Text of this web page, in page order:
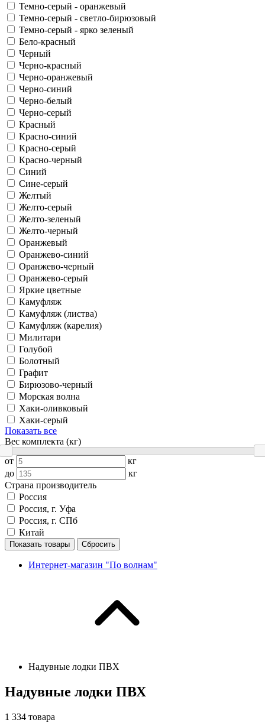
Темно-серый - оранжевый
Темно-серый - светло-бирюзовый
Темно-серый - ярко зеленый
Бело-красный
Черный
Черно-красный
Черно-оранжевый
Черно-синий
Черно-белый
Черно-серый
Красный
Красно-синий
Красно-серый
Красно-черный
Синий
Сине-серый
Желтый
Желто-серый
Желто-зеленый
Желто-черный
Оранжевый
Оранжево-синий
Оранжево-черный
Оранжево-серый
Яркие цветные
Камуфляж
Камуфляж (листва)
Камуфляж (карелия)
Милитари
Голубой
Болотный
Графит
Бирюзово-черный
Морская волна
Хаки-оливковый
Хаки-серый
Показать все
Вес комплекта (кг)
от
кг
до
кг
Страна производитель
Россия
Россия, г. Уфа
Россия, г. СПб
Китай
Показать товары Сбросить
Интернет-магазин "По волнам"
Надувные лодки ПВХ
Надувные лодки ПВХ
1 334 товара